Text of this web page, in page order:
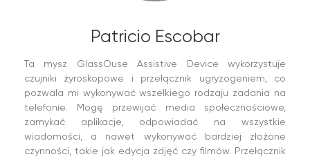
Patricio Escobar
Ta mysz GlassOuse Assistive Device wykorzystuje
czujniki żyroskopowe i przełącznik ugryzogeniem, co
pozwala mi wykonywać wszelkiego rodzaju zadania na
telefonie. Mogę przewijać media społecznościowe,
zamykać aplikacje, odpowiadać na wszystkie
wiadomości, a nawet wykonywać bardziej złożone
czynności, takie jak edycja zdjęć czy filmów. Przełącznik